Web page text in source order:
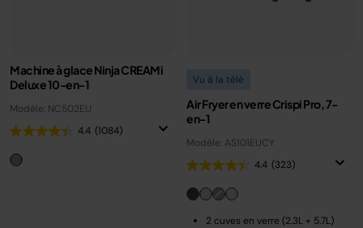
Machine à glace Ninja CREAMi
Deluxe 10-en-1
Modèle: NC502EU
4.4 (1084)
Vu à la télé
Air Fryer en verre Crispi Pro, 7-
en-1
Modèle: AS101EUCY
4.4 (323)
2 cuves en verre (2.3L + 5.7L)